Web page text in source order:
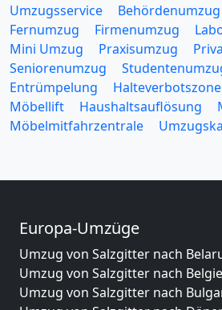
Umzugsservice Behördenumzug
Fernumzug
Firmenumzug
Mini Umzug
Praxisumzug
Seniorenumzug
Entrümpelung
Halteverbotszone
Möbellift
Haushaltsauflösung
Möbelmitfahrzentrale
Europa-Umzüge
Umzug von Salzgitter nach
Umzug von Salzgitter nach
Umzug von Salzgitter nach